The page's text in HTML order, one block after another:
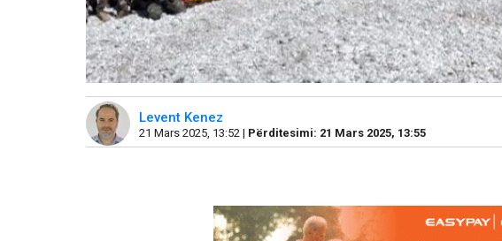
Levent Kenez
21 Mars 2025, 13:52 | Përditesimi: 21 Mars 2025, 13:55